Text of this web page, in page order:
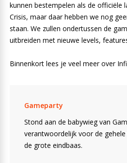
kunnen bestempelen als de officiële
Crisis, maar daar hebben we nog
staan. We zullen ondertussen de
uitbreiden met nieuwe levels,
Binnenkort lees je veel meer over
Gameparty
Stond aan de babywieg van
verantwoordelijk voor de
de grote eindbaas.